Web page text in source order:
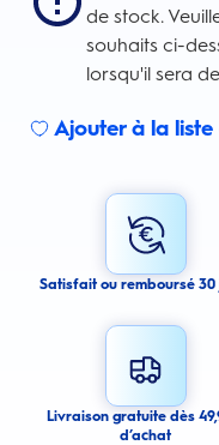
de stock.
souhaits ci-
lorsqu'il sera
Ajouter à la liste
I agree to
By signing up for email
communications regarding
to send you email
personal data as stated in
consent or manage your
Satisfait ou remboursé 30
Livraison gratuite dès
d’achat